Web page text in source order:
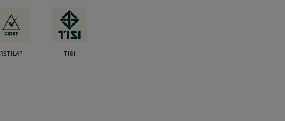
RETILAP TISI